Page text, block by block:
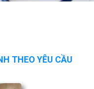
THEO YÊU CẦU